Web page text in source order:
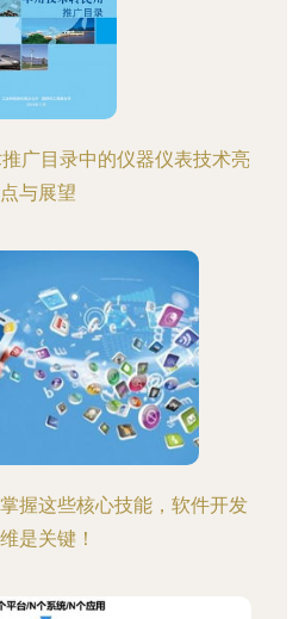
广目录中的仪器仪表技术亮
点与展望
握这些核心技能，软件开发
是关键！